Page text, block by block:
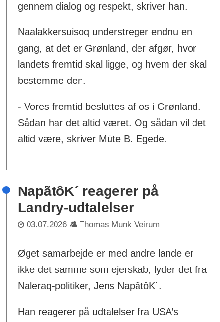
gennem dialog og respekt, skriver han.
Naalakkersuisoq understreger endnu en
gang, at det er Grønland, der afgør, hvor
landets fremtid skal ligge, og hvem der skal
bestemme den.
- Vores fremtid besluttes af os i Grønland.
Sådan har det altid været. Og sådan vil det
altid være, skriver Múte B. Egede.
NapãtôK´ reagerer på
Landry-udtalelser
03.07.2026 Thomas Munk Veirum
Øget samarbejde er med andre lande er
ikke det samme som ejerskab, lyder det fra
Naleraq-politiker, Jens NapãtôK´.
Han reagerer på udtalelser fra USA’s